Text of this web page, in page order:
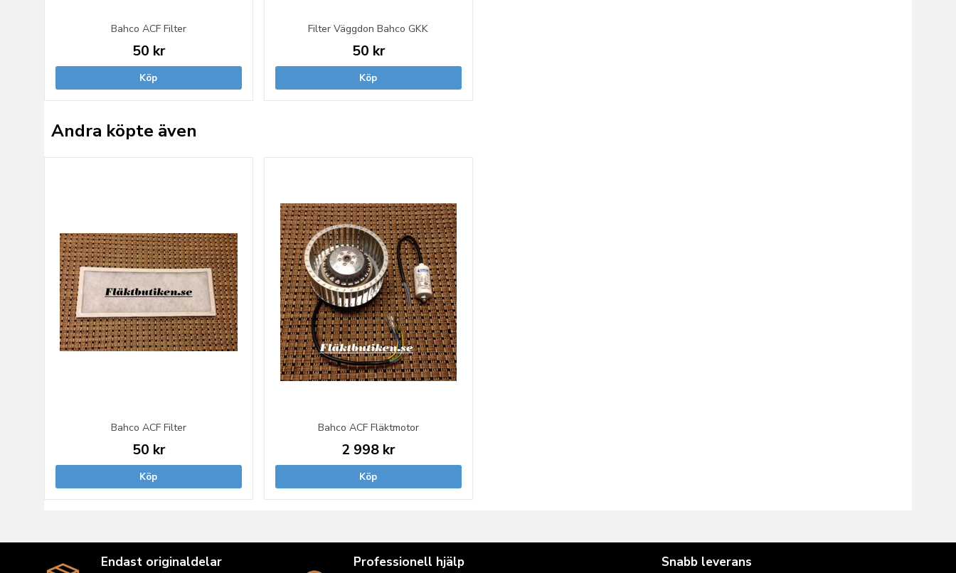
Bahco ACF Filter
50 kr
Köp
Filter Väggdon Bahco GKK
50 kr
Köp
Andra köpte även
Bahco ACF Filter
50 kr
Köp
Bahco ACF Fläktmotor
2 998 kr
Köp
Endast originaldelar Professionell hjälp Snabb leverans